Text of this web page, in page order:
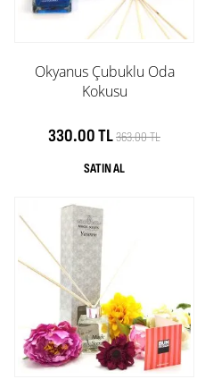
Okyanus Çubuklu Oda
Kokusu
330.00 TL363.00 TL